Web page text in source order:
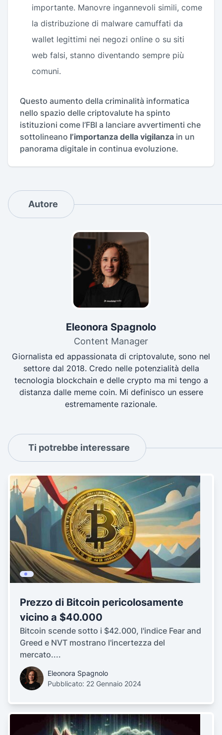
importante. Manovre ingannevoli simili, come
la distribuzione di malware camuffati da
wallet legittimi nei negozi online o su siti
web falsi, stanno diventando sempre più
comuni.
Questo aumento della criminalità informatica
nello spazio delle criptovalute ha spinto
istituzioni come l’FBI a lanciare avvertimenti che
sottolineano l’importanza della vigilanza in un
panorama digitale in continua evoluzione.
Autore
Eleonora Spagnolo
Content Manager
Giornalista ed appassionata di criptovalute, sono nel
settore dal 2018. Credo nelle potenzialità della
tecnologia blockchain e delle crypto ma mi tengo a
distanza dalle meme coin. Mi definisco un essere
estremamente razionale.
Ti potrebbe interessare
Prezzo di Bitcoin pericolosamente
vicino a $40.000
Bitcoin scende sotto i $42.000, l'indice Fear and
Greed e NVT mostrano l'incertezza del
mercato....
Eleonora Spagnolo
Pubblicato: 22 Gennaio 2024